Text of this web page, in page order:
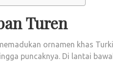
Turen
ornamen khas
puncaknya. Di lantai